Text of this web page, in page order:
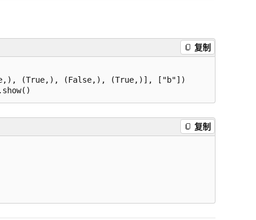
复制
(True,), (False,), (True,)], ["b"])
复制